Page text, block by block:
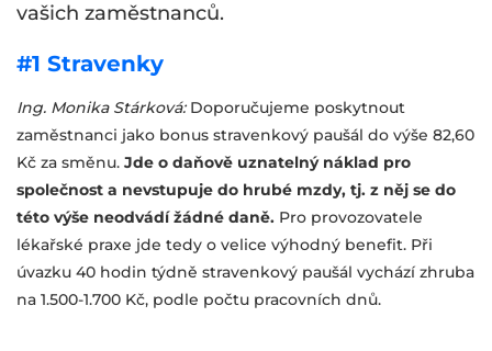
vašich zaměstnanců.
#1 Stravenky
Ing. Monika Stárková: Doporučujeme poskytnout
zaměstnanci jako bonus stravenkový paušál do výše 82,60
Kč za směnu. Jde o daňově uznatelný náklad pro
společnost a nevstupuje do hrubé mzdy, tj. z něj se do
této výše neodvádí žádné daně. Pro provozovatele
lékařské praxe jde tedy o velice výhodný benefit. Při
úvazku 40 hodin týdně stravenkový paušál vychází zhruba
na 1.500-1.700 Kč, podle počtu pracovních dnů.